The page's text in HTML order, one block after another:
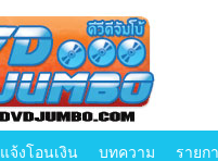
แจ้งโอนเงิน บทความ รายก